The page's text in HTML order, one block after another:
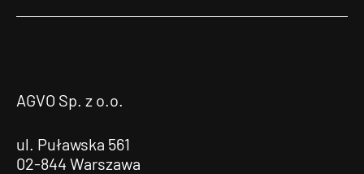
AGVO Sp. z o.o.
ul. Puławska 561
02-844 Warszawa